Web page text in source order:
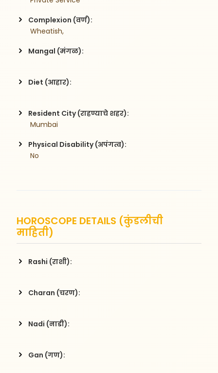
Complexion (वर्ण):
Wheatish,
Mangal (मंगळ):
Diet (आहार):
Resident City (राहण्याचे शहर):
Mumbai
Physical Disability (अपंगत्व):
No
HOROSCOPE DETAILS (कुंडलीची
माहिती)
Rashi (राशी):
Charan (चरण):
Nadi (नाडी):
Gan (गण):